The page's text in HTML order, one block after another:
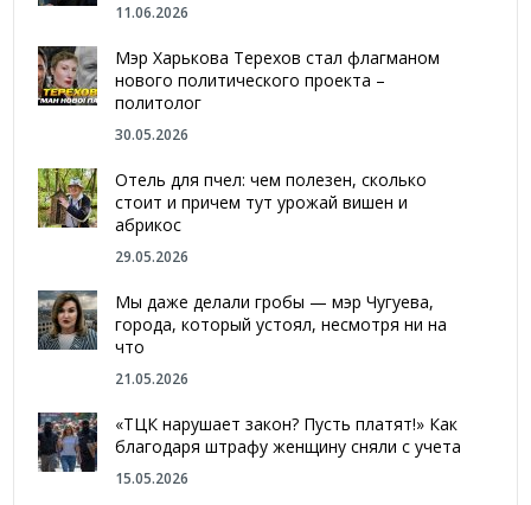
11.06.2026
Мэр Харькова Терехов стал флагманом
нового политического проекта –
политолог
30.05.2026
Отель для пчел: чем полезен, сколько
стоит и причем тут урожай вишен и
абрикос
29.05.2026
Мы даже делали гробы — мэр Чугуева,
города, который устоял, несмотря ни на
что
21.05.2026
«ТЦК нарушает закон? Пусть платят!» Как
благодаря штрафу женщину сняли с учета
15.05.2026